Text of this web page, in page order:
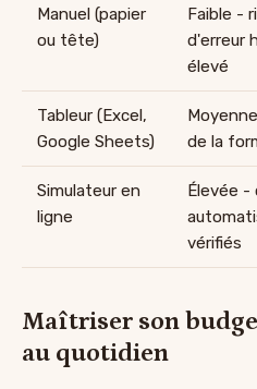
Manuel (papier
ou tête)
Faible -
d'erreur
élevé
Tableur (Excel,
Google Sheets)
de la
Simulateur en
ligne
Élevée -
vérifiés
Maîtriser son
au quotidien